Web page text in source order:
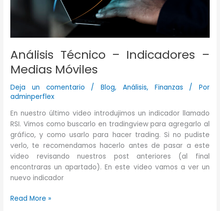
Análisis Técnico – Indicadores –
Medias Móviles
Deja un comentario /Blog, Análisis, Finanzas / Por
adminperflex
En nuestro último video introdujimos un indicador llamado
RSI. Vimos como buscarlo en tradingview para agregarlo al
gráfico, y como usarlo para hacer trading. Si no pudiste
verlo, te recomendamos hacerlo antes de pasar a este
video revisando nuestros post anteriores (al final
encontraras un apartado). En este video vamos a ver un
nuevo indicador
Análisis
Read More »